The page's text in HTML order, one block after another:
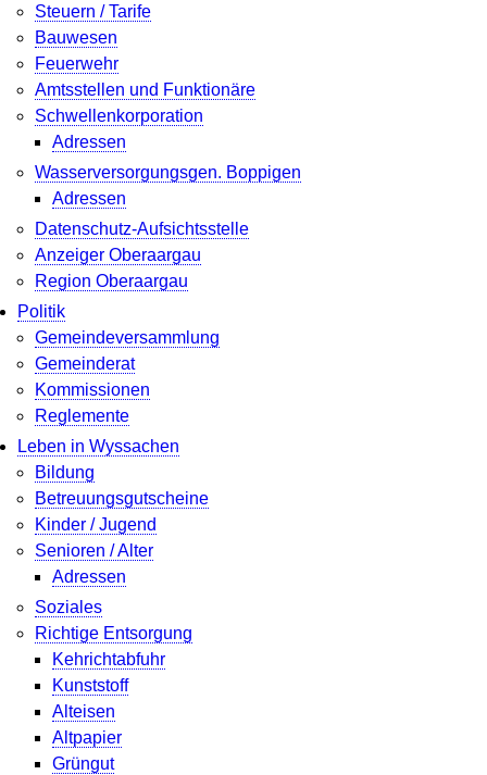
Steuern / Tarife
Bauwesen
Feuerwehr
Amtsstellen und Funktionäre
Schwellenkorporation
Adressen
Wasserversorgungsgen. Boppigen
Adressen
Datenschutz-Aufsichtsstelle
Anzeiger Oberaargau
Region Oberaargau
Politik
Gemeindeversammlung
Gemeinderat
Kommissionen
Reglemente
Leben in Wyssachen
Bildung
Betreuungsgutscheine
Kinder / Jugend
Senioren / Alter
Adressen
Soziales
Richtige Entsorgung
Kehrichtabfuhr
Kunststoff
Alteisen
Altpapier
Grüngut